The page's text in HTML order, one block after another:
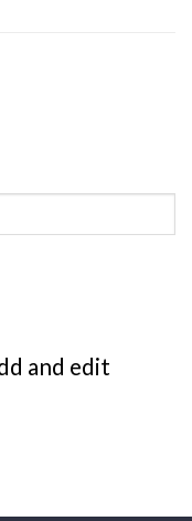
and edit